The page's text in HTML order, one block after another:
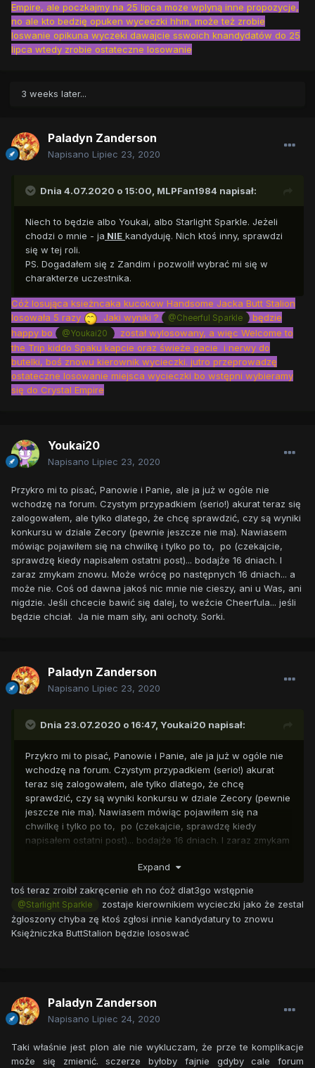
Empire, ale poczkajmy na 25 lipca moze wplyną inne propozycje,
no ale kto bedzię opuken wyceczki hhm, może też zrobie
loswanie opikuna wyczeki dawajcie sswoich knandydatów do 25
lipca wtedy zrobie ostateczne losowanie
3 weeks later...
Paladyn Zanderson
Napisano Lipiec 23, 2020
Dnia 4.07.2020 o 15:00, MLPFan1984 napisał:
Niech to będzie albo Youkai, albo Starlight Sparkle. Jeżeli
chodzi o mnie - ja NIE kandyduję. Nich ktoś inny, sprawdzi
się w tej roli.
PS. Dogadałem się z Zandim i pozwolił wybrać mi się w
charakterze uczestnika.
Cóż losująca ksieżncaka kucokow Handsome Jacka Butt Stalion
losowała 5 razy
Jaki wyniki ? @Cheerful Sparkle
będzie
happy bo
@Youkai20
został wylosowany, a więc Welcome to
the Trip kiddo Spaku kapcie oraz świeże gacie i nerwy do
butelki, boś znowu kierownik wycieczki. jutro przeprowadzę
ostateczne losowanie miejsca wycieczki bo wstępni wybieramy
się do Crystal Empire
Youkai20
Napisano Lipiec 23, 2020
Przykro mi to pisać, Panowie i Panie, ale ja już w ogóle nie
wchodzę na forum. Czystym przypadkiem (serio!) akurat teraz się
zalogowałem, ale tylko dlatego, że chcę sprawdzić, czy są wyniki
konkursu w dziale Zecory (pewnie jeszcze nie ma). Nawiasem
mówiąc pojawiłem się na chwilkę i tylko po to, po (czekajcie,
sprawdzę kiedy napisałem ostatni post)... bodajże 16 dniach. I
zaraz zmykam znowu. Może wrócę po następnych 16 dniach... a
może nie. Coś od dawna jakoś nic mnie nie cieszy, ani u Was, ani
nigdzie. Jeśli chcecie bawić się dalej, to weźcie Cheerfula... jeśli
będzie chciał. Ja nie mam siły, ani ochoty. Sorki.
Paladyn Zanderson
Napisano Lipiec 23, 2020
Dnia 23.07.2020 o 16:47, Youkai20 napisał:
Przykro mi to pisać, Panowie i Panie, ale ja już w ogóle nie
wchodzę na forum. Czystym przypadkiem (serio!) akurat
teraz się zalogowałem, ale tylko dlatego, że chcę
sprawdzić, czy są wyniki konkursu w dziale Zecory (pewnie
jeszcze nie ma). Nawiasem mówiąc pojawiłem się na
chwilkę i tylko po to, po (czekajcie, sprawdzę kiedy
napisałem ostatni post)... bodajże 16 dniach. I zaraz zmykam
Coś od dawna jakoś nic mnie nie cieszy, ani u Was, ani
jeśli będzie chciał. Ja nie mam siły, ani ochoty. Sorki.
Expand
toś teraz zroibł zakręcenie eh no ćoż dlat3go wstępnie
@Starlight Sparkle
zostaje kierownikiem wycieczki jako że zestal
żgloszony chyba zę ktoś zgłosi innie kandydatury to znowu
Księżniczka ButtStalion będzie lososwać
Paladyn Zanderson
Napisano Lipiec 24, 2020
Taki właśnie jest plon ale nie wykluczam, że prze te komplikacje
może się zmienić. sczerze byłoby fajnie gdyby cale forum